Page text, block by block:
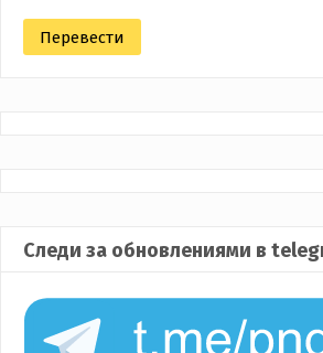
Следи за обновлениями в